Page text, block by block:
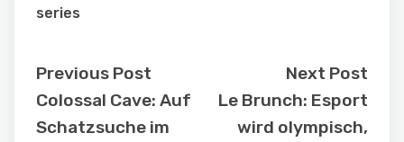
series
Previous Post
Colossal Cave: Auf
Schatzsuche im
Next Post
Le Brunch: Esport
wird olympisch,